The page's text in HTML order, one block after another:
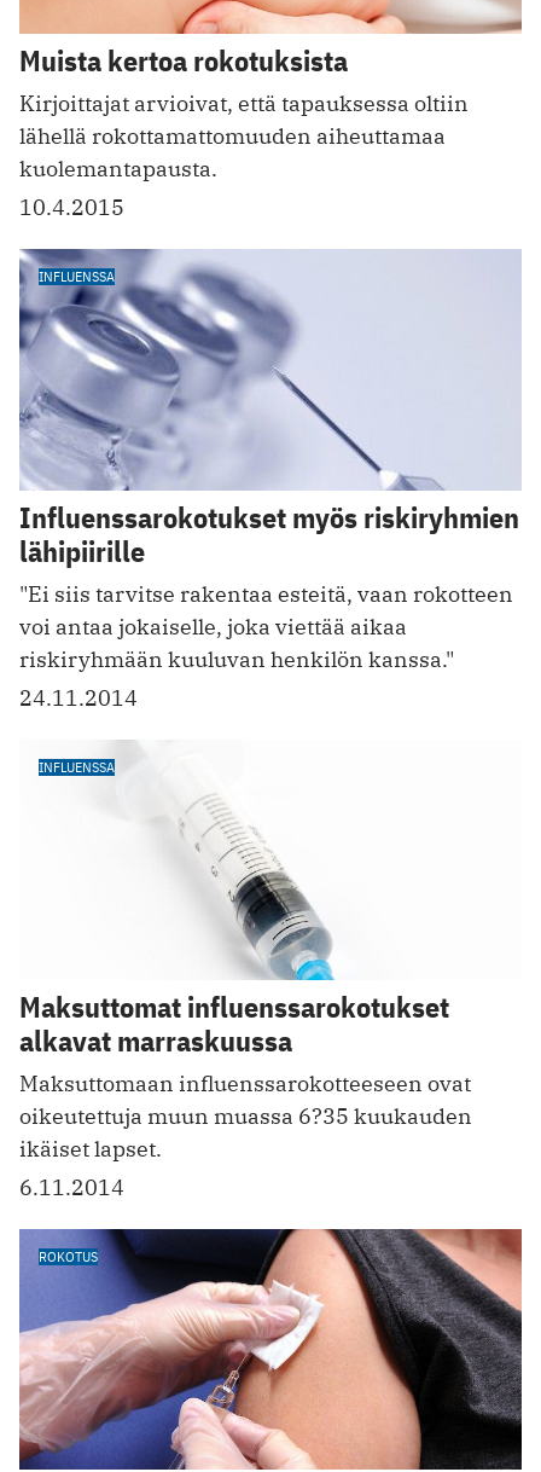
Muista kertoa rokotuksista
Kirjoittajat arvioivat, että tapauksessa oltiin
lähellä rokottamattomuuden aiheuttamaa
kuolemantapausta.
10.4.2015
INFLUENSSA
Influenssarokotukset myös riskiryhmien
lähipiirille
"Ei siis tarvitse rakentaa esteitä, vaan rokotteen
voi antaa jokaiselle, joka viettää aikaa
riskiryhmään kuuluvan henkilön kanssa."
24.11.2014
INFLUENSSA
Maksuttomat influenssarokotukset
alkavat marraskuussa
Maksuttomaan influenssarokotteeseen ovat
oikeutettuja muun muassa 6?35 kuukauden
ikäiset lapset.
6.11.2014
ROKOTUS